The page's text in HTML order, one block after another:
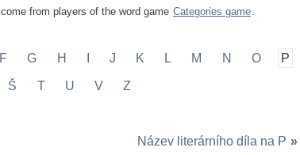
come from players of the word game Categories game.
F G H J K L M N O P
Š T U V Z
Název literárního díla na P »